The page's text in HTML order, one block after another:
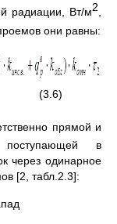
радиации, Вт/м2
они равны:
прямой и
поступающей в
через одинарное
[2, табл.2.3]: